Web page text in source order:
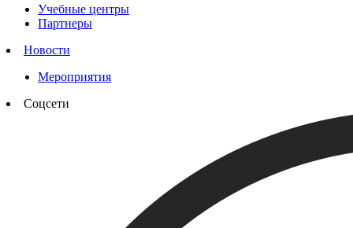
Учебные центры
Партнеры
Новости
Мероприятия
Соцсети